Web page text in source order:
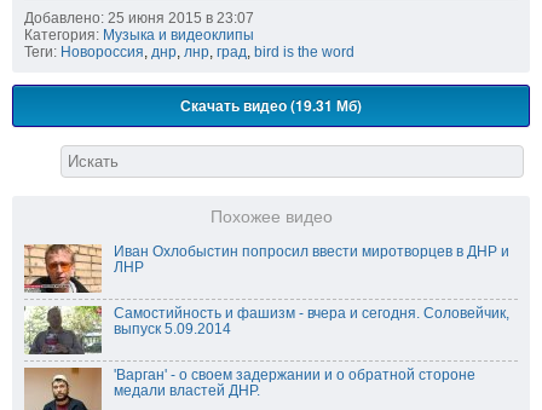
Добавлено: 25 июня 2015 в 23:07
Категория: Музыка и видеоклипы
Теги: Новороссия, днр, лнр, град, bird is the word
Скачать видео (19.31 Мб)
Похожее видео
Иван Охлобыстин попросил ввести миротворцев в ДНР и
ЛНР
Самостийность и фашизм - вчера и сегодня. Соловейчик,
выпуск 5.09.2014
'Варган' - о своем задержании и о обратной стороне
медали властей ДНР.